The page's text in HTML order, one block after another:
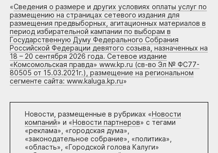
«Сведения о размере и других условиях оплаты услуг по
размещению на страницах сетевого издания для
размещения предвыборных, агитационных материалов в
период избирательной кампании по выборам в
Государственную Думу Федерального Собрания
Российской Федерации девятого созыва, назначенных на
18 – 20 сентября 2026 года. Сетевое издание
«Комсомольская правда» www.kp.ru (св-во Эл № ФС77-
80505 от 15.03.2021г.), размещение на региональном
сегменте сайта: www.kaluga.kp.ru»
Новости, размещенные в рубриках «Новости
компаний» и «Новости партнеров» с тегами
«реклама», «городская дума»,
«законодательное собрание», «политика»,
«область», «Городской голова Калуги»